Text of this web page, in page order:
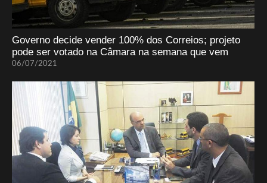
Governo decide vender 100% dos Correios; projeto
pode ser votado na Câmara na semana que vem
06/07/2021